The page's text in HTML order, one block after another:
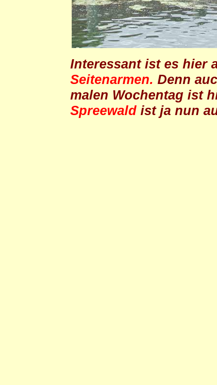
Interessant ist es hier
Seitenarmen. Denn
malen Wochentag ist
Spreewald ist ja nun